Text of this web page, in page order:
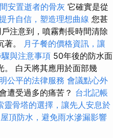
安置逝者的骨灰 它確實是從
升自信，塑造理想曲線 您甚
戶注意到，噴霧劑長時間清除
著。
月子餐的價格資訊，讓
與注意事項 50年後的防水面
。 白天將其應用於面部幾
公平的法律服務 會議點心外
遭受過多的痛苦？ 台北記帳
靈骨塔的選擇，讓先人安息於
屋頂防水，避免雨水滲漏影響